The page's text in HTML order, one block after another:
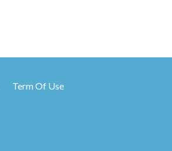
Term Of Use